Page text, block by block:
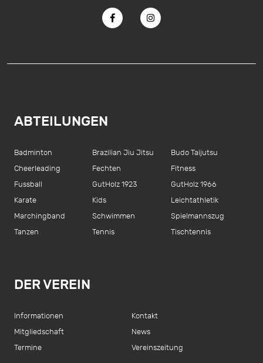
ABTEILUNGEN
Badminton Brazilian Jiu Jitsu
Budo Taijutsu
Cheerleading
Fechten
Fitness
Fussball
GutHolz 1923
GutHolz 1966
Karate
Kids
Leichtathletik
Marchingband
Schwimmen
Spielmannszug
Tanzen
Tennis Tischtennis
DER VEREIN
Informationen
Kontakt
Mitgliedschaft
News
Termine
Vereinszeitung